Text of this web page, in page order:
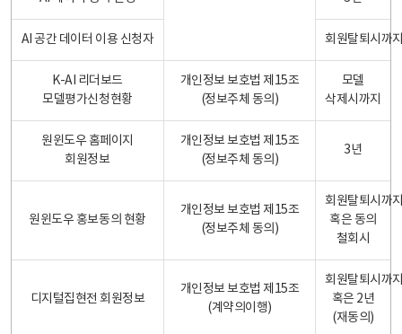
AI 공간 데이터 이용 신청자 회원탈퇴시까
K-AI 리더보드
모델평가신청현황
개인정보 보호법 제15조
(정보주체 동의)
모델
삭제시까지
원윈도우 홈페이지
회원정보
개인정보 보호법 제15조
(정보주체 동의)
3년
원윈도우 홍보동의 현황
개인정보 보호법 제15조
(정보주체 동의)
회원탈퇴시까
혹은 동의
철회시
디지털집현전 회원정보
개인정보 보호법 제15조
(계약의이행)
회원탈퇴시까
혹은 2년
(재동의)